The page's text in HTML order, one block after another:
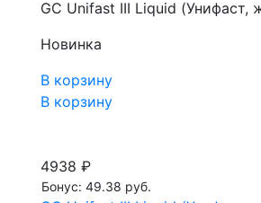
GC Unifast III Liquid (Унифаст,
Новинка
В корзину
В корзину
4938 ₽
Бонус: 49.38 руб.